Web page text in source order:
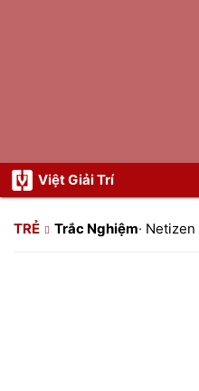
Việt Giải Trí
TRẺ Trắc Nghiệm· Netizen